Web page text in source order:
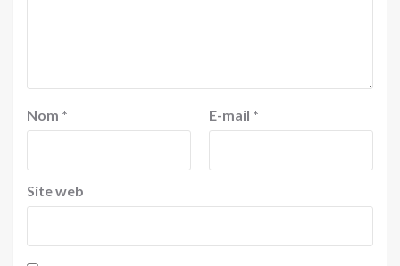
Nom * E-mail *
Site web